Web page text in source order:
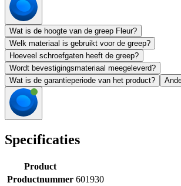
Wat is de hoogte van de greep Fleur?
Welk materiaal is gebruikt voor de greep?
Hoeveel schroefgaten heeft de greep?
Wordt bevestigingsmateriaal meegeleverd?
Wat is de garantieperiode van het product?
Specificaties
Product
Productnummer 601930